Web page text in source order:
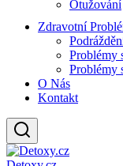
Otužování
Zdravotní
Problémy
Problémy
O Nás
Kontakt